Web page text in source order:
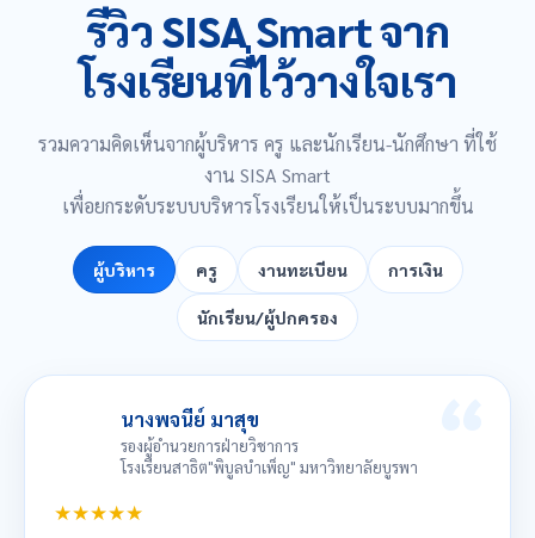
รีวิว SISA Smart จาก
โรงเรียนที่ไว้วางใจเรา
รวมความคิดเห็นจากผู้บริหาร ครู และนักเรียน-นักศึกษา ที่ใช้
งาน SISA Smart
เพื่อยกระดับระบบบริหารโรงเรียนให้เป็นระบบมากขึ้น
ผู้บริหาร ครู งานทะเบียน การเงิน
นักเรียน/ผู้ปกครอง
นางพจนีย์ มาสุข
รองผู้อำนวยการฝ่ายวิชาการ
โรงเรียนสาธิต"พิบูลบำเพ็ญ" มหาวิทยาลัยบูรพา
★★★★★